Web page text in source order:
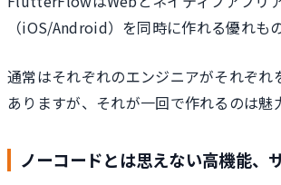
（iOS/Android）を同時に作れる優れもの
通常はそれぞれのエンジニアがそれぞれ
ありますが、それが一回で作れるのは魅
ノーコードとは思えない高機能、